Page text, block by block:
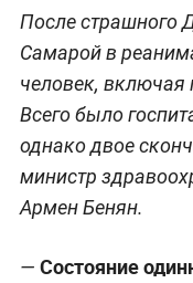
После страшного
Самарой в
человек, включая
Всего было
однако двое
министр
Армен Бенян.
— Состояние